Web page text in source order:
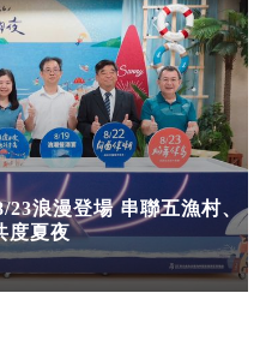
23浪漫登場 串聯五漁村、
度夏夜